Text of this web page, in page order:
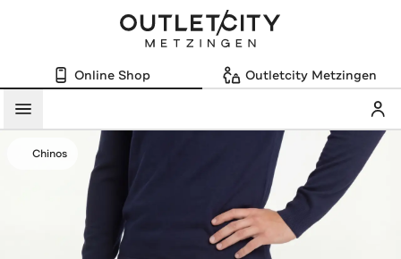
Online Shop Outletcity Metzingen
Menü
Chinos